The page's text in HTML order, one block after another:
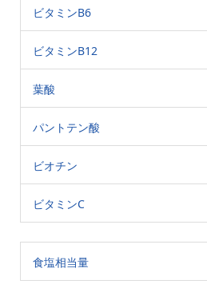
ビタミンB6
ビタミンB12
葉酸
パントテン酸
ビオチン
ビタミンC
食塩相当量